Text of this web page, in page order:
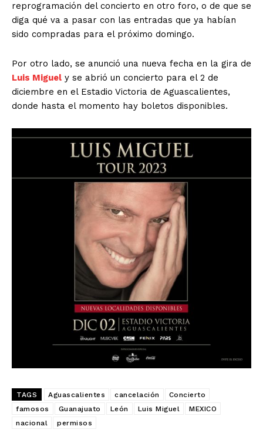
El Suplemento
reprogramación del concierto en otro foro, o de que se
diga qué va a pasar con las entradas que ya habían
sido compradas para el próximo domingo.
Por otro lado, se anunció una nueva fecha en la gira de
Luis Miguel y se abrió un concierto para el 2 de
diciembre en el Estadio Victoria de Aguascalientes,
donde hasta el momento hay boletos disponibles.
TAGS Aguascalientes cancelación
Concierto
famosos
Guanajuato León Luis Miguel
MEXICO
nacional
permisos